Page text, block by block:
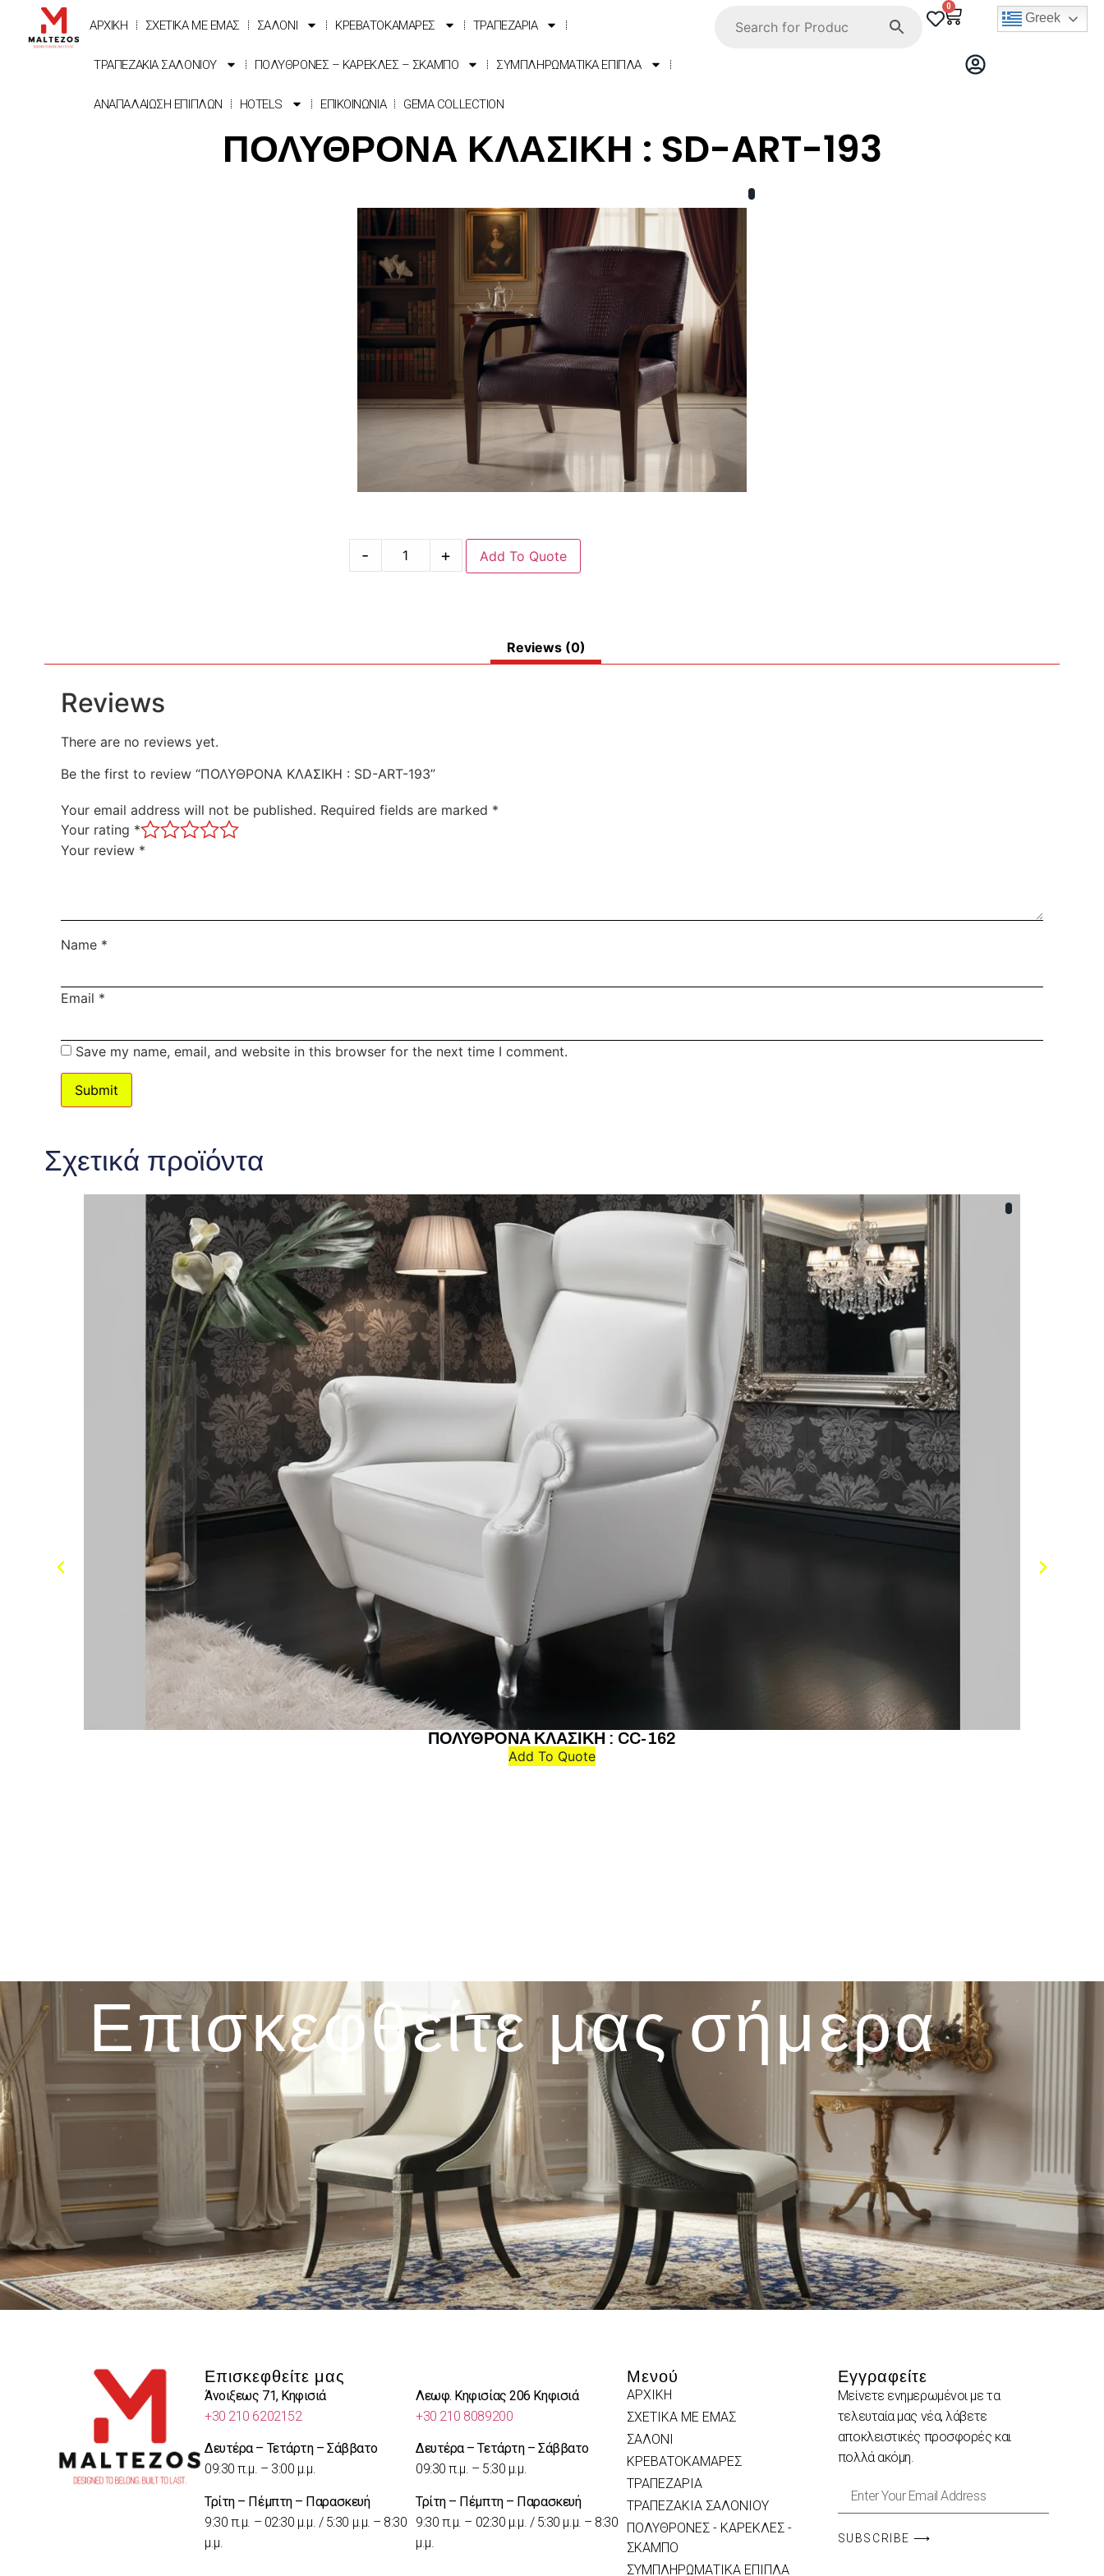
ΑΡΧΙΚΗ ΣΧΕΤΙΚΑ ΜΕ ΕΜΑΣ ΣΑΛΟΝΙ ΚΡΕΒΑΤΟΚΑΜΑΡΕΣ ΤΡΑΠΕΖΑΡΙΑ
ΤΡΑΠΕΖΑΚΙΑ ΣΑΛΟΝΙΟΥ ΠΟΛΥΘΡΟΝΕΣ – ΚΑΡΕΚΛΕΣ – ΣΚΑΜΠΟ ΣΥΜΠΛΗΡΩΜΑΤΙΚΑ ΕΠΙΠΛΑ
ΑΝΑΠΑΛΑΙΩΣΗ ΕΠΙΠΛΩΝ HOTELS ΕΠΙΚΟΙΝΩΝΙΑ GEMA COLLECTION
0
Greek
ΠΟΛΥΘΡΟΝΑ ΚΛΑΣΙΚΗ : SD-ART-193
- + Add To Quote
Reviews (0)
Reviews
There are no reviews yet.
Be the first to review “ΠΟΛΥΘΡΟΝΑ ΚΛΑΣΙΚΗ : SD-ART-193”
Your email address will not be published. Required fields are marked *
Your rating *
Your review *
Name *
Email *
Save my name, email, and website in this browser for the next time I comment.
Σχετικά προϊόντα
ΠΟΛΥΘΡΟΝΑ ΚΛΑΣΙΚΗ : CC-162
Add To Quote
Επισκεφθείτε μας σήμερα
Επισκεφθείτε μας
Άνοιξεως 71, Κηφισιά
+30 210 6202152
Δευτέρα – Τετάρτη – Σάββατο
09:30 π.μ. – 3:00 μ.μ.
Τρίτη – Πέμπτη – Παρασκευή
9:30 π.μ. – 02:30 μ.μ. / 5:30 μ.μ. – 8:30
μ.μ.
Λεωφ. Κηφισίας 206 Κηφισιά
+30 210 8089200
Δευτέρα – Τετάρτη – Σάββατο
09:30 π.μ. – 5:30 μ.μ.
Τρίτη – Πέμπτη – Παρασκευή
9:30 π.μ. – 02:30 μ.μ. / 5:30 μ.μ. – 8:30
μ.μ.
Μενού
ΑΡΧΙΚΗ
ΣΧΕΤΙΚΑ ΜΕ ΕΜΑΣ
ΣΑΛΟΝΙ
ΚΡΕΒΑΤΟΚΑΜΑΡΕΣ
ΤΡΑΠΕΖΑΡΙΑ
ΤΡΑΠΕΖΑΚΙΑ ΣΑΛΟΝΙΟΥ
ΠΟΛΥΘΡΟΝΕΣ - ΚΑΡΕΚΛΕΣ -
ΣΚΑΜΠΟ
ΣΥΜΠΛΗΡΩΜΑΤΙΚΑ ΕΠΙΠΛΑ
Εγγραφείτε
Μείνετε ενημερωμένοι με τα
τελευταία μας νέα, λάβετε
αποκλειστικές προσφορές και
πολλά ακόμη.
SUBSCRIBE ⟶